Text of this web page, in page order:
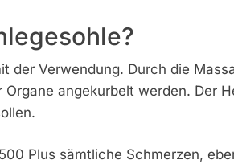
der Verwendung. Durch die
angekurbelt werden. Der
Plus sämtliche Schmerzen,